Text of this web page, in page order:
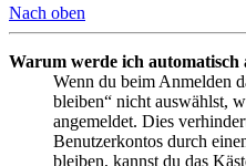
Nach oben
Warum werde ich automatisch
Wenn du beim Anmelden
bleiben“ nicht auswählst,
angemeldet. Dies
Benutzerkontos durch
bleiben, kannst du das